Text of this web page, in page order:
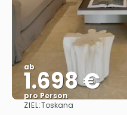
ab
1.698 €
pro Person
ZIEL:Toskana